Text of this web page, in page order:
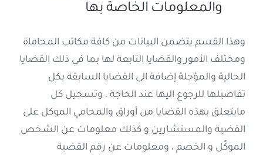
والمعلومات الخاصة بها
وهذا القسم يتضمن البيانات من كافة مكاتب المحاماة
ومختلف الأمور والقضايا التابعة لها بما في ذلك القضايا
الحالية والمؤجلة إضافة الى القضايا السابقة بكل
تفاصيلها للرجوع اليها عند الحاجة ، وتسجيل كل
مايتعلق بهذه القضايا من أوراق والمحامي الموكل على
القضية والمستشارين و كذلك معلومات عن الشخص
الموكًل و الخصم ، ومعلومات عن رقم القضية